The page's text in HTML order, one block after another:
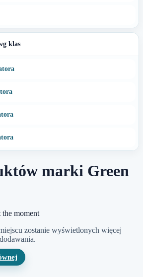
klas
marki Green
moment
zostanie wyświetlonych więcej